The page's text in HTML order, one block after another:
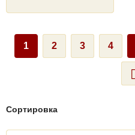
1 2 3 4
Сортировка